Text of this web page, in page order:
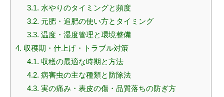
3.1. 水やりのタイミングと頻度
3.2. 元肥・追肥の使い方とタイミング
3.3. 温度・湿度管理と環境整備
4. 収穫期・仕上げ・トラブル対策
4.1. 収穫の最適な時期と方法
4.2. 病害虫の主な種類と防除法
4.3. 実の痛み・表皮の傷・品質落ちの防ぎ方